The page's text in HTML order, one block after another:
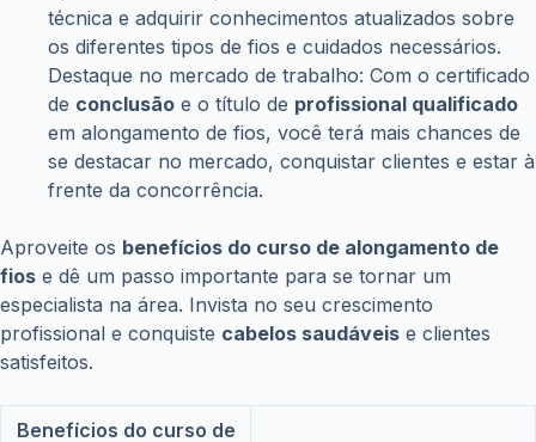
duradoura.
A jornada de aprendizado
O curso de alongamento de fios é estruturado de forma
didática e progressiva, permitindo que você aprenda no
seu próprio ritmo. O conteúdo é apresentado de maneira
clara e objetiva, com vídeos explicativos, demonstrações
seu conhecimento. Ao final de cada módulo, há atividades
práticas para colocar em prática o que foi aprendido.
Ao concluir o curso, você estará apto(a) a aplicar a
técnica de alongamento de fios
atuar no mercado de beleza e oferecer um serviço